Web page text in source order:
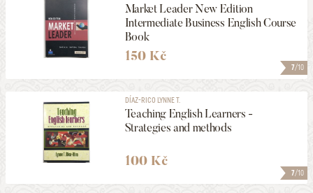
7/10
Market Leader New Edition
Intermediate Business English Course
Book
150 Kč
7/10
DÍAZ-RICO LYNNE T.
Teaching English Learners -
Strategies and methods
100 Kč